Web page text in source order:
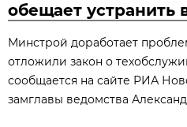
обещает устранить
Минстрой доработает
отложили закон о
сообщается на сайте РИА
замглавы ведомства